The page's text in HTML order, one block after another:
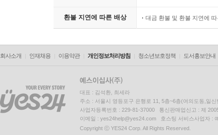
환불 지연에 따른 배상 대금 환불 및 환불 지연에
회사소개 인재채용 이용약관 개인정보처리방침 청소년보호정책 도서홍보안내
대표 : 김석환, 최세라
주소 : 서울시 영등포구 은행로 11, 5층~6층(여의도동,일신
사업자등록번호 : 229-81-37000 통신판매업신고 : 제
이메일 : yes24help@yes24.com 호스팅 서비스사업자 :
Copyright ⓒ YES24 Corp. All Rights Reserved.